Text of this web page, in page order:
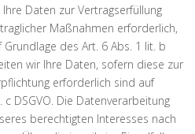
Daten zur Vertragserfüllung
Maßnahmen erforderlich,
des Art. 6 Abs. 1 lit. b
wir Ihre Daten, sofern diese zur
erforderlich sind auf
DSGVO. Die Datenverarbeitung
berechtigten Interesses nach